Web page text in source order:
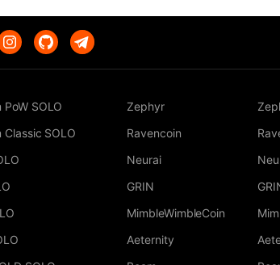
PoW SOLO
Classic SOLO
Zephyr
Ravencoin
Neurai
GRIN
MimbleWimbleCoin
Aeternity